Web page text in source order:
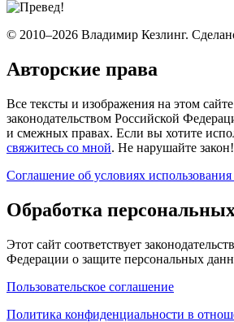
© 2010–2026 Владимир Кезлинг.
Авторские права
Все тексты и изображения на этом
законодательством Российской
и смежных правах. Если вы хотите
свяжитесь со мной. Не нарушайте закон!
Соглашение об условиях использования
Обработка
Этот сайт соответствует
Федерации о защите персональных
Пользовательское соглашение
Политика конфиденциальности в